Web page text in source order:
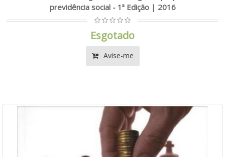
previdência social - 1ª Edição | 2016
Esgotado
Avise-me